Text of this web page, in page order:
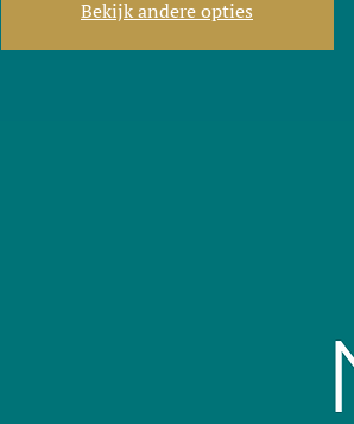
Bekijk andere opties